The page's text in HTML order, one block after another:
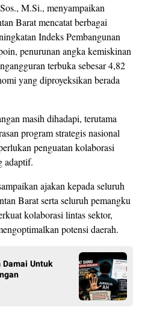
M.Si., menyampaikan
Barat mencatat berbagai
Indeks Pembangunan
penurunan angka kemiskinan
terbuka sebesar 4,82
yang diproyeksikan berada
masih dihadapi, terutama
program strategis nasional
penguatan kolaborasi
adaptif.
ajakan kepada seluruh
Barat serta seluruh pemangku
kolaborasi lintas sektor,
potensi daerah.
Untuk